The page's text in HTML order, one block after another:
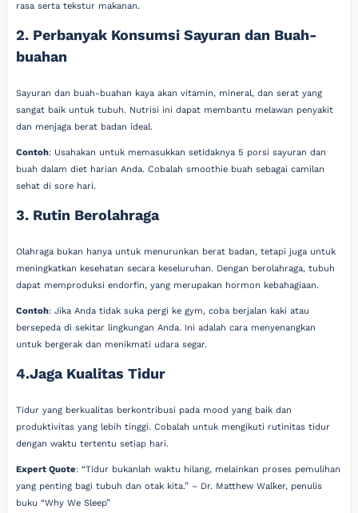
rasa serta tekstur makanan.
2. Perbanyak Konsumsi Sayuran dan Buah-
buahan
Sayuran dan buah-buahan kaya akan vitamin, mineral, dan serat yang
sangat baik untuk tubuh. Nutrisi ini dapat membantu melawan penyakit
dan menjaga berat badan ideal.
Contoh: Usahakan untuk memasukkan setidaknya 5 porsi sayuran dan
buah dalam diet harian Anda. Cobalah smoothie buah sebagai camilan
sehat di sore hari.
3. Rutin Berolahraga
Olahraga bukan hanya untuk menurunkan berat badan, tetapi juga untuk
meningkatkan kesehatan secara keseluruhan. Dengan berolahraga, tubuh
dapat memproduksi endorfin, yang merupakan hormon kebahagiaan.
Contoh: Jika Anda tidak suka pergi ke gym, coba berjalan kaki atau
bersepeda di sekitar lingkungan Anda. Ini adalah cara menyenangkan
untuk bergerak dan menikmati udara segar.
4.Jaga Kualitas Tidur
Tidur yang berkualitas berkontribusi pada mood yang baik dan
produktivitas yang lebih tinggi. Cobalah untuk mengikuti rutinitas tidur
dengan waktu tertentu setiap hari.
Expert Quote: “Tidur bukanlah waktu hilang, melainkan proses pemulihan
yang penting bagi tubuh dan otak kita.” – Dr. Matthew Walker, penulis
buku “Why We Sleep”